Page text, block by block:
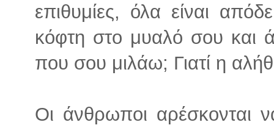
επιθυμίες, όλα είναι
κόφτη στο μυαλό σου και
που σου μιλάω; Γιατί η
Οι άνθρωποι αρέσκονται